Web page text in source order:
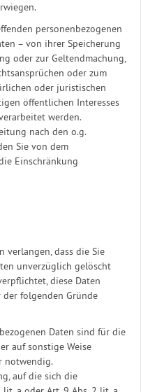
personenbezogenen
– von ihrer Speicherung
oder zur Geltendmachung,
oder zum
oder juristischen
öffentlichen Interesses
werden.
nach den o.g.
Sie von dem
Einschränkung
verlangen, dass die Sie
unverzüglich gelöscht
diese Daten
der folgenden Gründe
Daten sind für die
auf sonstige Weise
notwendig.
auf die sich die